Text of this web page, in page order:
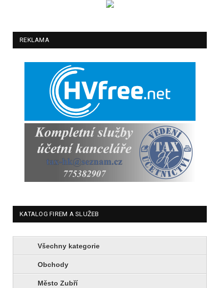
REKLAMA
KATALOG FIREM A SLUŽEB
Všechny kategorie
Obchody
Město Zubří